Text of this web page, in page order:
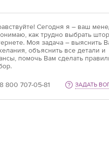
Сегодня я – ваш
как трудно выбрать
Моя задача – выяснить
объяснить все детали и
помочь Вам сделать
8 800 707-05-81 ЗАДАТЬ